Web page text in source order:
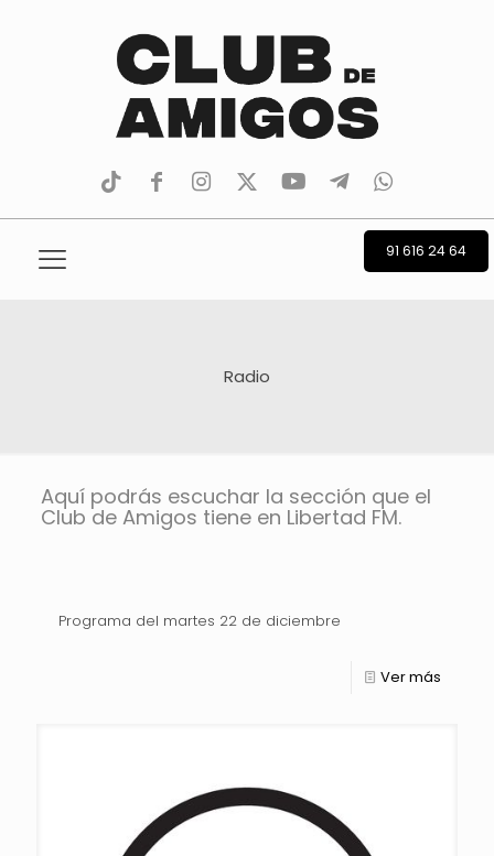
tiktokfacebookinstagram
TwitterYoutubeTelegramwhatsapp
91 616 24 64
Radio
Aquí podrás escuchar la sección que el
Club de Amigos tiene en Libertad FM.
Programa del martes 22 de diciembre
Ver más